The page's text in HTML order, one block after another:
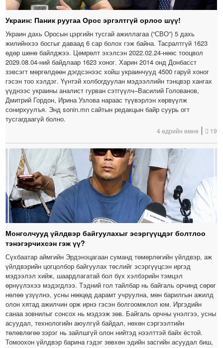
Украин: Паник руугаа Орос эргэлтгүй орлоо шүү!
Украин дахь Оросын цэргийн тусгай ажиллагаа (“СВО”) 5 дахь
жилийнхээ босгыг даваад 6 сар болох гэж байна. Тасралтгүй 1623
өдөр шөнө байлджээ. Цөмрөлт эхэлсэн 2022.02.24-нөөс тооцвол
2029.08.04-ний байдлаар 1623 хоног. Харин 2014 онд Донбасст
зэвсэгт мөргөлдөөн дэгдсэнээс хойш украинчууд 4500 гаруй хоног
гэсэн тоо хэлдэг. Үүнтэй холбогдуулан мэдээллийн тэнцвэр хангах
үүднээс украины аналист гурван сэтгүүлч–Василий Голованов,
Дмитрий Гордон, Ирина Узлова нараас түүвэрлэн хөрвүүлж
сонирхуулъя. Энд sonin.mn сайтын редакцын байр суурь огт
тусгагдаагүй болно.
4 өдрийн өмнө 19
Монголчууд үйлдвэр байгуулахыг эсэргүүцдэг болтлоо
тэнэгэрчихсэн гэж үү?
Сүхбаатар аймгийн Эрдэнэцагаан суманд төмөрлөгийн үйлдвэр, аж
үйлдвэрийн цогцолбор байгуулах төслийг эсэргүүцсэн иргэд
мэдээлэл хийж, шаардлагатай бол бүх хэлбэрийн тэмцэл
өрнүүлэхээ мэдэгдлээ. Тэдний гол тайлбар нь байгаль орчинд сөрөг
нөлөө үзүүлнэ, усны нөөцөд дарамт учруулна, мөн барилгын ажилд
олон хятад ажилчин орж ирнэ гэсэн болгоомжлол юм. Иргэдийн
санаа зовнилыг сонсох нь мэдээж зөв. Байгаль орчны үнэлгээ, усны
асуудал, технологийн аюулгүй байдал, нөхөн сэргээлтийн
төлөвлөгөө зэрэг нь зайлшгүй олон нийтэд нээлттэй байх ёстой.
Томоохон үйлдвэр барина гэдэг зөвхөн эдийн засгийн асуудал биш,